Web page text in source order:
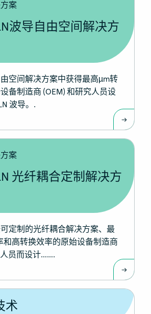
案
波导自由空间解决方
空间解决方案中获得最高µm转
备制造商 (OEM) 和研究人员设
波导。.
案
光纤耦合定制解决方
定制的光纤耦合解决方案、最
和高转换效率的原始设备制造商
员而设计…….
术